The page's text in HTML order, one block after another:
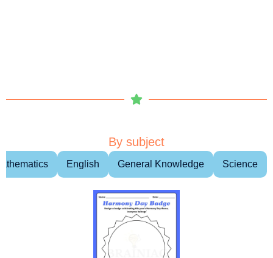
By subject
English General Knowledge Science